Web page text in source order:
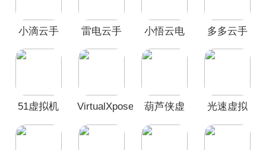
云帅云手机等虚拟机app，用户可以在
虚拟系统中安装和运行各种应用程序，
生影响，完美解决了软件兼容性问题。
小滴云手
雷电云手
小悟云电
多多云手
51虚拟机 VirtualXposed
葫芦侠虚
光速虚拟